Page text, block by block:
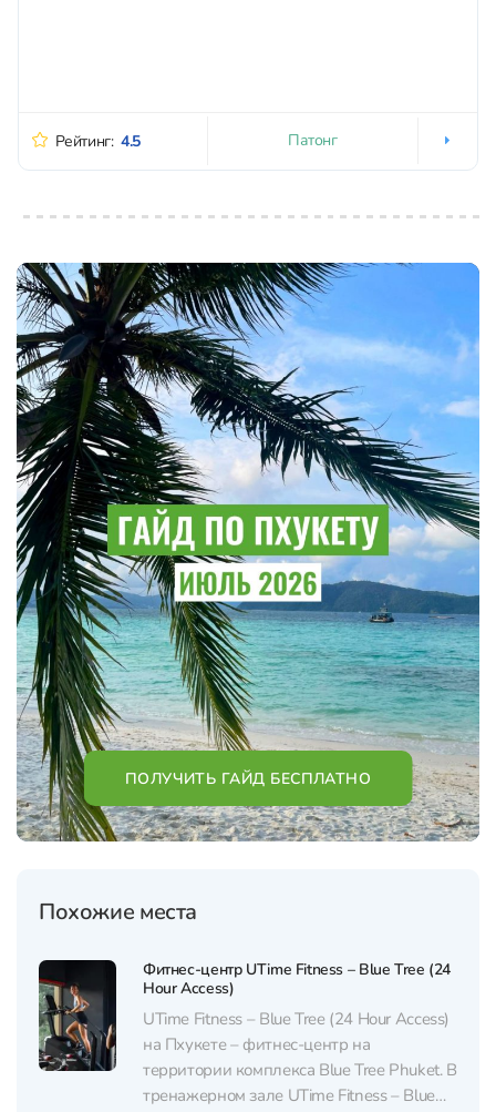
Рейтинг: 4.5 Патонг
ПОЛУЧИТЬ ГАЙД БЕСПЛАТНО
Похожие места
Фитнес-центр UTime Fitness – Blue Tree (24
Hour Access)
UTime Fitness – Blue Tree (24 Hour Access)
на Пхукете – фитнес-центр на
территории комплекса Blue Tree Phuket. В
тренажерном зале UTime Fitness – Blue